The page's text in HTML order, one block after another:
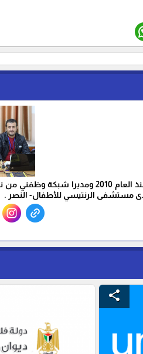
مستشفى الرنتيسي للأطفال- النصر .
share